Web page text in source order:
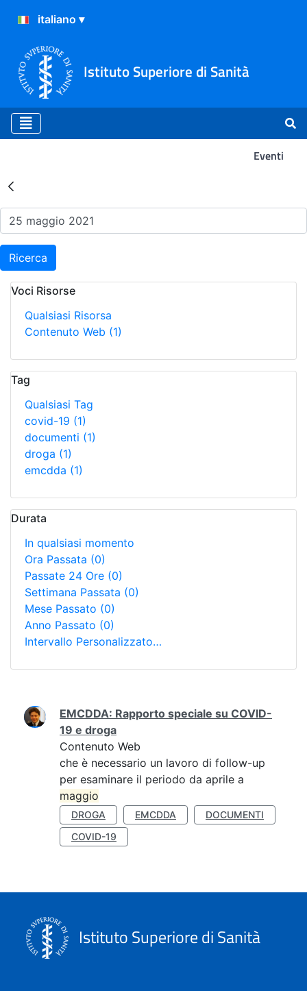
Istituto Superiore di Sanità
Eventi
Risultati della Ricerca -
Ricerca
Voci Risorse
Qualsiasi Risorsa
Contenuto Web (1)
Tag
Qualsiasi Tag
covid-19 (1)
documenti (1)
droga (1)
emcdda (1)
Durata
In qualsiasi momento
Ora Passata (0)
Passate 24 Ore (0)
Settimana Passata (0)
Mese Passato (0)
Anno Passato (0)
Intervallo Personalizzato…
Ricerca
EMCDDA: Rapporto speciale su COVID-
19 e droga
Contenuto Web
che è necessario un lavoro di follow-up
per esaminare il periodo da aprile a
maggio
DROGA EMCDDA
DOCUMENTI
COVID-19
Istituto Superiore di Sanità